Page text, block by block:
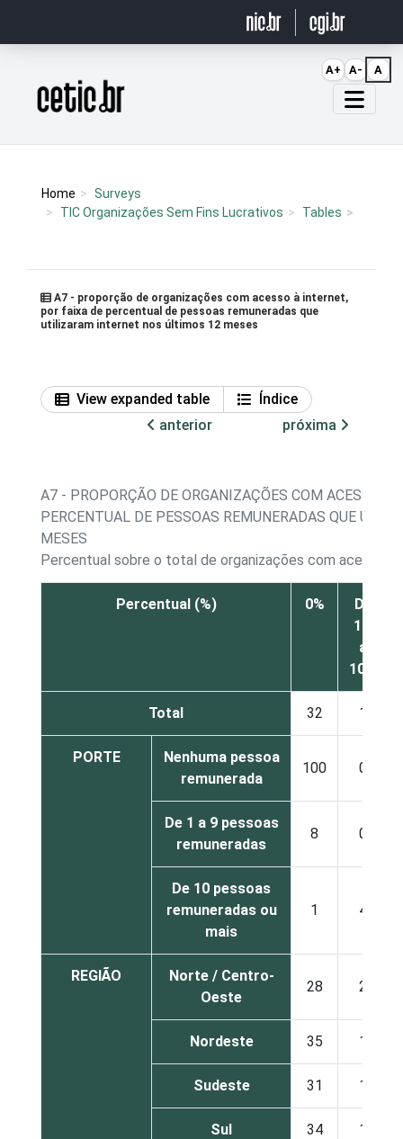
Página inicial
Home
Surveys
TIC Organizações Sem Fins Lucrativos
Tables
A7 - proporção de organizações com acesso à internet,
por faixa de percentual de pessoas remuneradas que
utilizaram internet nos últimos 12 meses
View expanded table
Índice
anterior
próxima
A7 - PROPORÇÃO DE ORGANIZAÇÕES COM ACESSO À
PERCENTUAL DE PESSOAS REMUNERADAS QUE
MESES
Percentual sobre o total de organizações com acesso à
Percentual (%) 0%
De
1%
a
10%
Total 32 1
PORTE
Nenhuma pessoa
remunerada
100 0
De 1 a 9 pessoas
remuneradas
8 0
De 10 pessoas
remuneradas ou
mais
1 4
REGIÃO
Norte / Centro-
Oeste
28 2
Nordeste 35 1
Sudeste 31 1
Sul 34 1
A+ A- A